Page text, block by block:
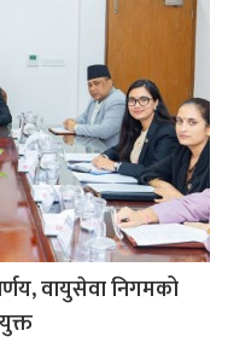
वायुसेवा निगमको